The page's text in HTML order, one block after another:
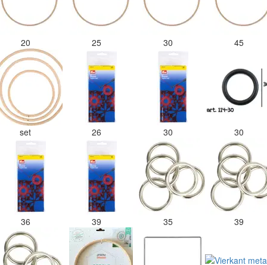
20 25 30 45
set 26 30 30
36 39 35 39